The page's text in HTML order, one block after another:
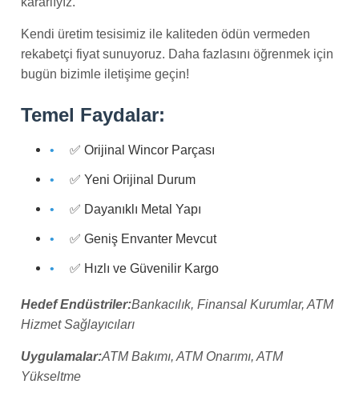
Kendi üretim tesisimiz ile kaliteden ödün vermeden
rekabetçi fiyat sunuyoruz. Daha fazlasını öğrenmek için
bugün bizimle iletişime geçin!
Temel Faydalar:
✅ Orijinal Wincor Parçası
✅ Yeni Orijinal Durum
✅ Dayanıklı Metal Yapı
✅ Geniş Envanter Mevcut
✅ Hızlı ve Güvenilir Kargo
Hedef Endüstriler:Bankacılık, Finansal Kurumlar, ATM
Hizmet Sağlayıcıları
Uygulamalar:ATM Bakımı, ATM Onarımı, ATM
Yükseltme